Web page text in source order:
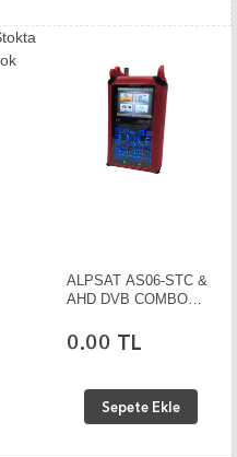
ALPSAT AS06-STC &
AHD DVB COMBO
0.00 TL
Sepete Ekle